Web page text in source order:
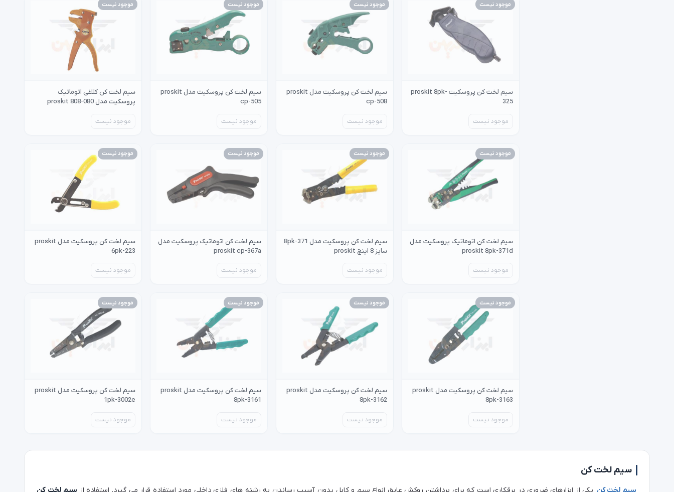
موجود نیست
سیم لخت کن پروسکیت proskit 8pk-
325
موجود نیست
موجود نیست
سیم لخت کن پروسکیت مدل proskit
cp-508
موجود نیست
موجود نیست
سیم لخت کن پروسکیت مدل proskit
cp-505
موجود نیست
موجود نیست
سیم لخت کن کلاغی اتوماتیک
پروسکیت مدل proskit 808-080
موجود نیست
موجود نیست
سیم لخت کن اتوماتیک پروسکیت مدل
proskit 8pk-371d
موجود نیست
موجود نیست
سیم لخت کن پروسکیت مدل 8pk-371
سایز 8 اینچ proskit
موجود نیست
موجود نیست
سیم لخت کن اتوماتیک پروسکیت مدل
proskit cp-367a
موجود نیست
موجود نیست
سیم لخت کن پروسکیت مدل proskit
6pk-223
موجود نیست
موجود نیست
سیم لخت کن پروسکیت مدل proskit
8pk-3163
موجود نیست
موجود نیست
سیم لخت کن پروسکیت مدل proskit
8pk-3162
موجود نیست
موجود نیست
سیم لخت کن پروسکیت مدل proskit
8pk-3161
موجود نیست
موجود نیست
سیم لخت کن پروسکیت مدل proskit
1pk-3002e
موجود نیست
سیم لخت کن